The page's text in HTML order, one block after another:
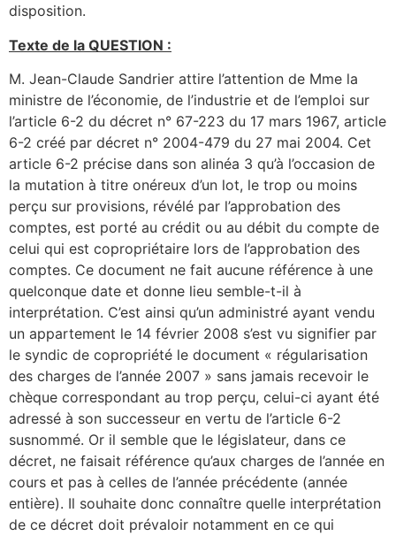
disposition.
Texte de la QUESTION :
M. Jean-Claude Sandrier attire l’attention de Mme la
ministre de l’économie, de l’industrie et de l’emploi sur
l’article 6-2 du décret n° 67-223 du 17 mars 1967, article
6-2 créé par décret n° 2004-479 du 27 mai 2004. Cet
article 6-2 précise dans son alinéa 3 qu’à l’occasion de
la mutation à titre onéreux d’un lot, le trop ou moins
perçu sur provisions, révélé par l’approbation des
comptes, est porté au crédit ou au débit du compte de
celui qui est copropriétaire lors de l’approbation des
comptes. Ce document ne fait aucune référence à une
quelconque date et donne lieu semble-t-il à
interprétation. C’est ainsi qu’un administré ayant vendu
un appartement le 14 février 2008 s’est vu signifier par
le syndic de copropriété le document « régularisation
des charges de l’année 2007 » sans jamais recevoir le
chèque correspondant au trop perçu, celui-ci ayant été
adressé à son successeur en vertu de l’article 6-2
susnommé. Or il semble que le législateur, dans ce
décret, ne faisait référence qu’aux charges de l’année en
cours et pas à celles de l’année précédente (année
entière). Il souhaite donc connaître quelle interprétation
de ce décret doit prévaloir notamment en ce qui